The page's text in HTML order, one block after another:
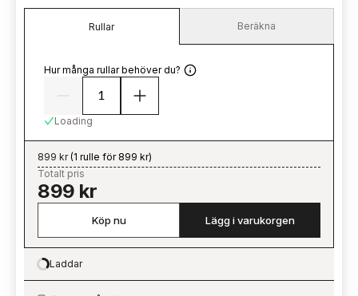
Rullar Beräkna
Hur många rullar behöver du?
Loading
899 kr(1 rulle för 899 kr)
Totalt pris
899 kr
Köp nu Lägg i varukorgen
Loading…
Laddar